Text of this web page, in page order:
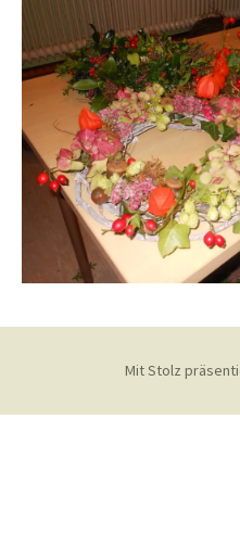
Mit Stolz